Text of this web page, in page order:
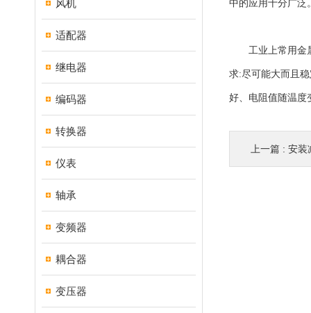
风机
适配器
继电器
编码器
转换器
仪表
轴承
变频器
耦合器
变压器
中的应用十分广泛
工业上常用金属
求:尽可能大而且
好、电阻值随温度
上一篇 : 安装